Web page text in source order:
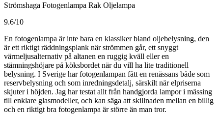
Strömshaga Fotogenlampa Rak Oljelampa
9.6/10
En fotogenlampa är inte bara en klassiker bland oljebelysning, den
är ett riktigt räddningsplank när strömmen går, ett snyggt
värmeljusalternativ på altanen en ruggig kväll eller en
stämningshöjare på köksbordet när du vill ha lite traditionell
belysning. I Sverige har fotogenlampan fått en renässans både som
reservbelysning och som inredningsdetalj, särskilt när elpriserna
skjuter i höjden. Jag har testat allt från handgjorda lampor i mässing
till enklare glasmodeller, och kan säga att skillnaden mellan en billig
och en riktigt bra fotogenlampa är större än man tror.